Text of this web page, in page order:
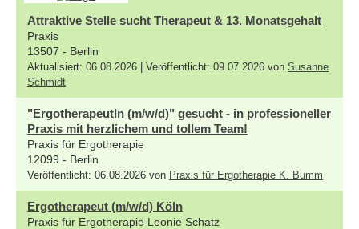
Attraktive Stelle sucht Therapeut & 13. Monatsgehalt
Praxis
13507 - Berlin
Aktualisiert: 06.08.2026 | Veröffentlicht: 09.07.2026 von Susanne
Schmidt
"ErgotherapeutIn (m/w/d)" gesucht - in professioneller
Praxis mit herzlichem und tollem Team!
Praxis für Ergotherapie
12099 - Berlin
Veröffentlicht: 06.08.2026 von Praxis für Ergotherapie K. Bumm
Ergotherapeut (m/w/d) Köln
Praxis für Ergotherapie Leonie Schatz